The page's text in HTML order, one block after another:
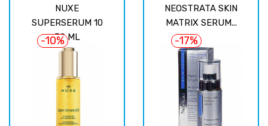
NUXE
SUPERSERUM 10
30 ML
-10%
NEOSTRATA SKIN
MATRIX SERUM...
-17%